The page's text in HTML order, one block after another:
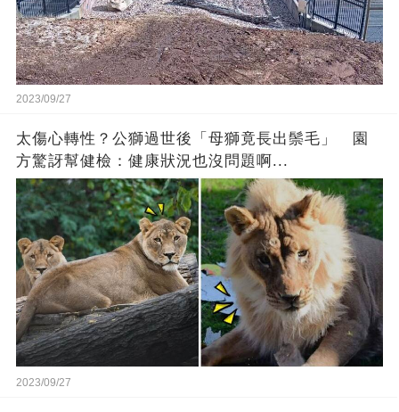
2023/09/27
太傷心轉性？公獅過世後「母獅竟長出鬃毛」 園
方驚訝幫健檢：健康狀況也沒問題啊...
2023/09/27